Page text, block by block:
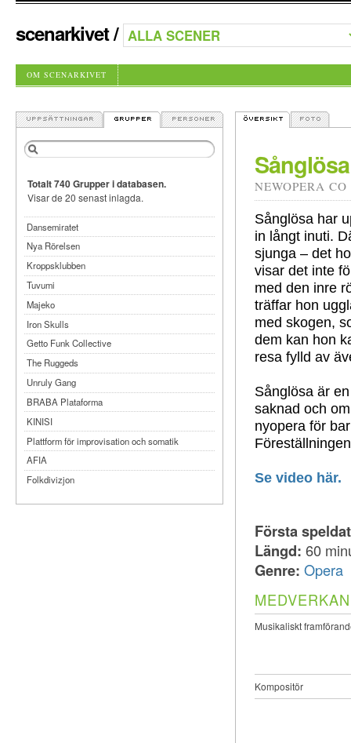
scenarkivet/
OM SCENARKIVET
Sånglösa
NEWOPERA CO
Sånglösa har
in långt inuti.
sjunga – det
visar det inte
med den inre
träffar hon
med skogen,
dem kan hon
resa fylld av
Sånglösa är
saknad och
nyopera för
Se video här.
Första
Längd: 60
Genre: Opera
Musikaliskt
Kompositör
Totalt 740 Grupper i databasen.
Visar de 20 senast inlagda.
Dansemiratet
Nya Rörelsen
Kroppsklubben
Tuvumi
Majeko
Iron Skulls
Getto Funk Collective
The Ruggeds
Unruly Gang
BRABA Plataforma
KINISI
Plattform för improvisation och somatik
AFIA
Folkdivizjon